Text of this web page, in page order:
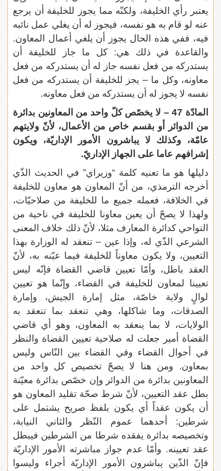
يعتبر رأي الخليفة، ولكنّه مما يجوز للخليفة أن يرجع
عنه لو قام به هو نفسه، فيجوز له أن يغلي عمل نائبه
فيه، ففي هذه الحال يجوز أن يلغي أعمال المعاون.
والقاعدة في ذلك هي: كل ما جاز للخليفة أن
يستدركه من فعل نفسه جاز له أن يستدركه من فعل
معاونه، وكل ما – يجز للخليفة أن يستدركه من فعل
نفسه لا يجوز له أن يستدركه من فعل معاونه.
المادّة 47 – لا يخصّص كلّ واحد من المعاونين بدائرة
من الدوائر أو بقسم خاص من الأعمال، لأنّ ولايتهم
عامّة، وكذلك لا يباشرون الأمور الإداريّة، ويكون
إشرافهم عاما على الجهاز الإداريّ.
دليلها هو ما تعنيه كلمة “وزيراي” في الحديث الذّي
أخرجه الترمذي، من أنّ المعاون هو معاون للخليفة
في الخلافة، فعمله جميع ما للخليفة من صلاحيّات،
ولهذا لا يصحّ أن يعين معاونا للخليفة في ناحية من
النواحي كدائرة المعارف مثلا، لأنّ ذلك خلاف المعنى
الشرعي الذّي له، وإذا عين – تنعقد له الوزارة بهذا
التعيين، ولا يكون معاوناً للخليفة فيما عيّنه به، لأنّ
العقد باطل، وأمّا تعيين قاضي القضاة فإنّه ليس
تعيينا لمعاون للخليفة في القضاء، وإنّما هو تعيين
لوالٍ ولاية خاصّة، مثل إمارة الجيش، وإمارة
الصدقات، وما شاكلها، وهي تنعقد بما تنعقد به
الولايات، لا بما ينعقد به المعاون، وهو أي قاضي
القضاة أمير جعلت له صلاحية تعيين القضاة والنظر
في أحوال القضاء وفي القضاء بين النّاس وليس
بمعاون. ومن هنا لا يصحّ تخصيص كل واحد من
المعاونين بدائرة من الدوائر وإن خصّص بدائرة معيّنة
بطل عقد التعيين، لأنّ شرط صحّة تقليد المعاون هو
أن يكون عقداً أي يكون بلفظ صريح يشتمل على
شرطين: أحدهما عموم النّظر والثاني النيابة،
وتخصيصه بدائرة يفقده شرطا من الشرطين فيبطل
عقد تعيينه. وأمّا عدم جواز مباشرته الأمور الإداريّة
فإنّ الذّين يباشرون الأمور الإداريّة أجراء وليسوا